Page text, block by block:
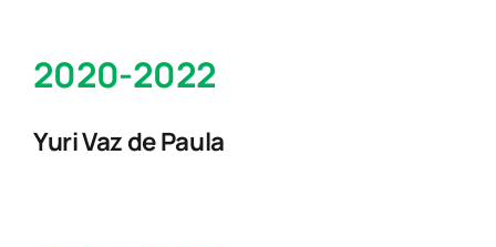
2020-2022
Yuri Vaz de Paula